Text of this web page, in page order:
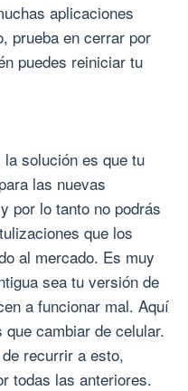
aplicaciones
prueba en cerrar por
puedes reiniciar tu
solución es que tu
las nuevas
por lo tanto no podrás
que los
al mercado. Es muy
sea tu versión de
a funcionar mal. Aquí
cambiar de celular.
recurrir a esto,
todas las anteriores.